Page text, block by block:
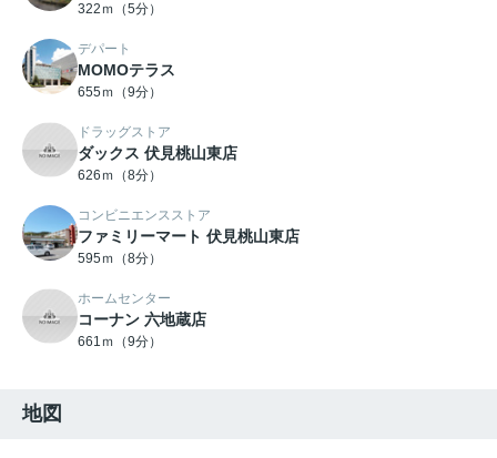
322ｍ（5分）
デパート
MOMOテラス
655ｍ（9分）
ドラッグストア
ダックス 伏見桃山東店
626ｍ（8分）
コンビニエンスストア
ファミリーマート 伏見桃山東店
595ｍ（8分）
ホームセンター
コーナン 六地蔵店
661ｍ（9分）
地図